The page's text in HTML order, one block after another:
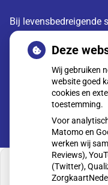
Bij levensbedreigende
Moet ik
Deze
Wij gebruiken
website goed
cookies en
toestemming.
Voor
Matomo en
werken wij
Reviews),
(Twitter),